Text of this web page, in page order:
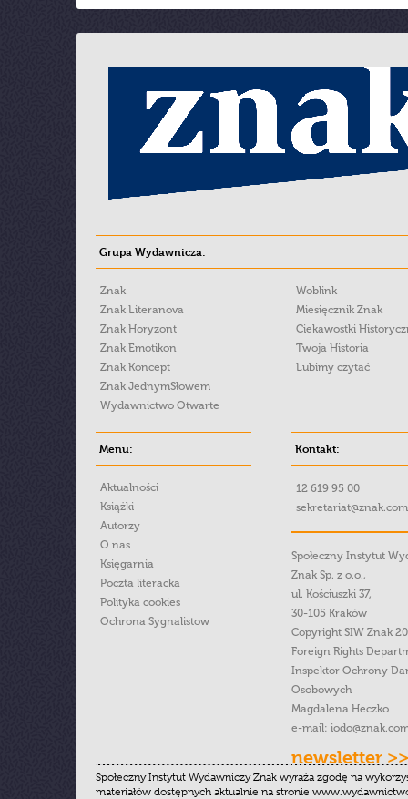
Grupa Wydawnicza:
Znak
Znak Literanova
Znak Horyzont
Znak Emotikon
Znak Koncept
Znak JednymSłowem
Wydawnictwo Otwarte
Woblink
Miesięcznik Znak
Ciekawostki
Twoja Historia
Lubimy czytać
Menu:
Aktualności
Książki
Autorzy
O nas
Księgarnia
Poczta literacka
Polityka cookies
Ochrona Sygnalistow
Kontakt:
12 619 95 00
Społeczny Instytut
Znak Sp. z o.o.,
ul. Kościuszki 37,
30-105 Kraków
Copyright SIW Znak
Foreign Rights
Inspektor Ochrony
Osobowych
Magdalena Heczko
e-mail:
newsletter >>
Społeczny Instytut Wydawniczy Znak wyraża zgodę na
materiałów dostępnych aktualnie na stronie